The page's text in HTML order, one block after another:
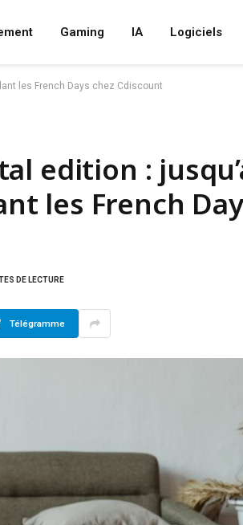
Gaming IA Logiciels
les French Days chez Cdiscount
edition :
les French
DE LECTURE
Télégramme